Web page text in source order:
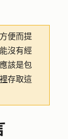
便而提
沒有經
該是包
存取這